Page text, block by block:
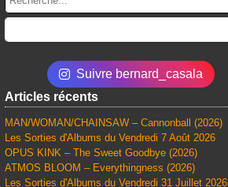
Suivre bernard_casala
Articles récents
MAN/WOMAN/CHAINSAW – Cannonball (2026)
Les Sorties d'Albums du Vendredi 7 Août 2026
OPUS KINK – The Sweet Goodbye (2026)
ATMOS BLOOM – Everythingness (2026)
Les Sorties d'Albums du Vendredi 31 Juillet 2026